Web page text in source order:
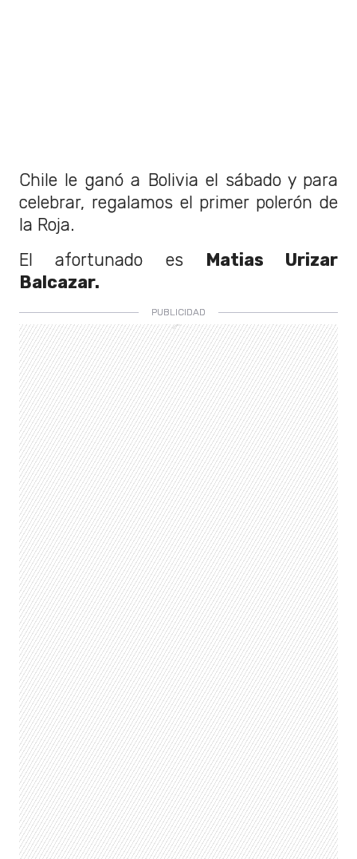
Chile le ganó a Bolivia el sábado y para
celebrar, regalamos el primer polerón de
la Roja.
El afortunado es
Matias Urizar
Balcazar.